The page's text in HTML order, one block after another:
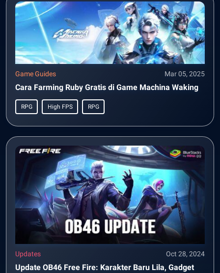
Game Guides Mar 05, 2025
Cara Farming Ruby Gratis di Game Machina Waking
RPG High FPS RPG
Updates Oct 28, 2024
Update OB46 Free Fire: Karakter Baru Lila, Gadget